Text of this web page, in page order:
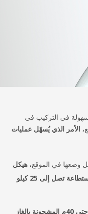
في التركيب في
الذي يُسهّل عمليات
في الموقع،هيكل
بمروحة واحدة أقل من متر واحد وباستطاعة تصل إلى 25 كيلو
الأنابيب الطويلة حتى 40م المشحونة بالغاز